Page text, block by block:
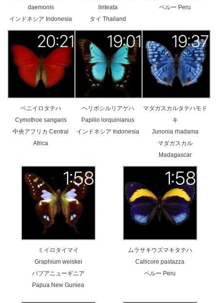
daemonis
インドネシア Indonesia
linteata
タイ Thailand
ペルー Peru
ベニイロタテハ
Cymothoe sangaris
中央アフリカ Central
Africa
ヘリボシルリアゲハ
Papilio lorquinianus
インドネシア Indonesia
マダガスカルタテハモド
キ
Junonia rhadama
マダガスカル
Madagascar
ミイロタイマイ
Graphium weiskei
パプアニューギニア
Papua New Guniea
ムラサキウズマキタテハ
Callicore pastazza
ペルー Peru